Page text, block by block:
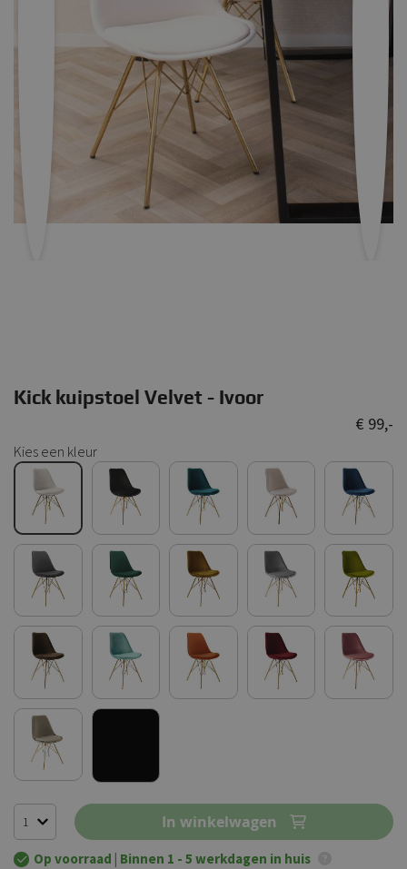
Kick kuipstoel Velvet - Ivoor
€ 99,-
Kies een kleur
In winkelwagen
Op voorraad | Binnen 1 - 5 werkdagen in huis